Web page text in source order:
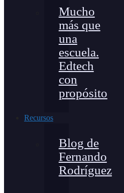
Mucho
más que
una
escuela.
Edtech
con
propósito
Recursos
Blog de
Fernando
Rodríguez